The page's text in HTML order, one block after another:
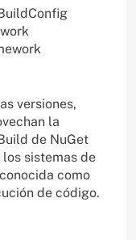
versiones,
la
de NuGet
sistemas de
como
de código.